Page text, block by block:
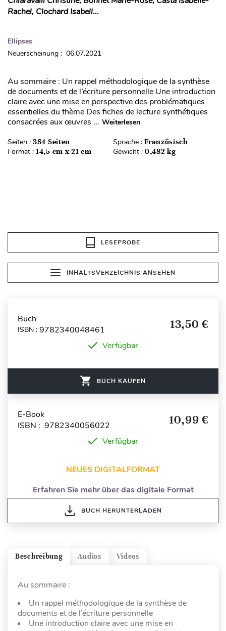
Rachel, Clochard Isabell...
Ellipses
Neuerscheinung : 06.07.2021
Au sommaire : Un rappel méthodologique de la synthèse
de documents et de l’écriture personnelle Une introduction
claire avec une mise en perspective des problématiques
essentielles du thème Des fiches de lecture synthétiques
consacrées aux œuvres ... Weiterlesen
Seiten : 384 Seiten Sprache : Französisch
Format : 14,5 cm x 21 cm Gewicht : 0,482 kg
LESEPROBE
INHALTSVERZEICHNIS ANSEHEN
Buch
ISBN : 9782340048461 13,50 €
Verfügbar
BUCH KAUFEN
E-Book
ISBN : 9782340056022
10,99 €
Verfügbar
NEUES DIGITALFORMAT
Erfahren Sie mehr über das digitale Format
BUCH HERUNTERLADEN
Videos
Audios
Beschreibung
Au sommaire :
Un rappel méthodologique de la synthèse de
documents et de l’écriture personnelle
Une introduction claire avec une mise en